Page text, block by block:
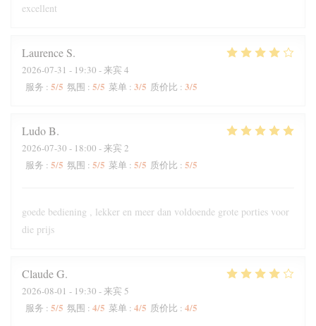
excellent
Laurence S
2026-07-31 - 19:30 - 来宾 4
服务 : 5/5 氛围 : 5/5 菜单 : 3/5 质价比 : 3/5
LudoB
2026-07-30 - 18:00 - 来宾 2
服务 : 5/5 氛围 : 5/5 菜单 : 5/5 质价比 : 5/5
goede bediening , lekker en meer dan voldoende grote porties voor
die prijs
ClaudeG
2026-08-01 - 19:30 - 来宾 5
服务 : 5/5 氛围 : 4/5 菜单 : 4/5 质价比 : 4/5